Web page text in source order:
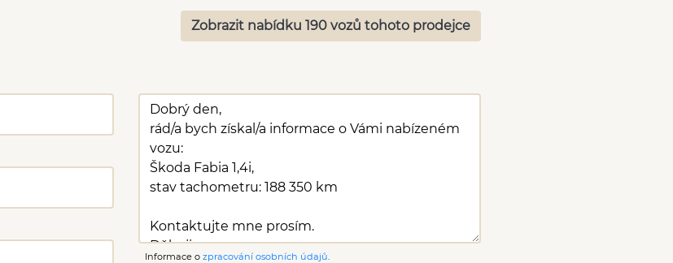
Zobrazit nabídku 190 vozů tohoto prodejce
Informace o zpracování osobních údajů